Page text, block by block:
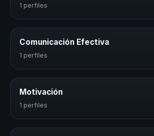
1 perfiles
Comunicación Efectiva
1 perfiles
Motivación
1 perfiles